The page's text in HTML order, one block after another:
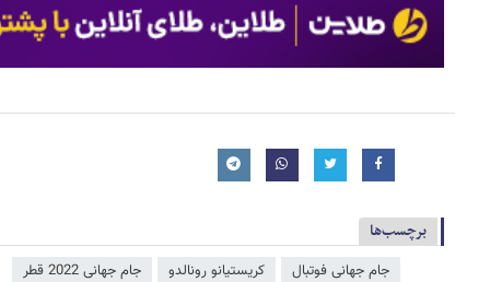
برچسب‌ها
جام جهانی فوتبال کریستیانو رونالدو جام جهانی 2022 قطر